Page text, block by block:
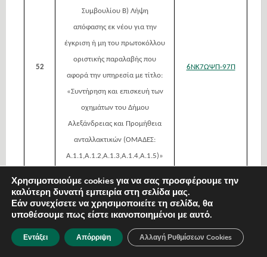
52
Συμβουλίου Β) Λήψη
απόφασης εκ νέου για την
έγκριση ή μη του πρωτοκόλλου
οριστικής παραλαβής που
αφορά την υπηρεσία με τίτλο:
«Συντήρηση και επισκευή των
οχημάτων του Δήμου
Αλεξάνδρειας και Προμήθεια
ανταλλακτικών (ΟΜΑΔΕΣ:
Α.1.1,Α.1.2,Α.1.3,Α.1.4,Α.1.5)»
6ΝΚ7ΩΨΠ-97Π
Λήψη απόφασης για την
έγκριση ή μη του πρωτοκόλλου
αφορά την υπηρεσία με τίτλο:
Χρησιμοποιούμε cookies για να σας προσφέρουμε την
καλύτερη δυνατή εμπειρία στη σελίδα μας.
Εάν συνεχίσετε να χρησιμοποιείτε τη σελίδα, θα
υποθέσουμε πως είστε ικανοποιημένοι με αυτό.
Εντάξει Απόρριψη Αλλαγή Ρυθμίσεων Cookies